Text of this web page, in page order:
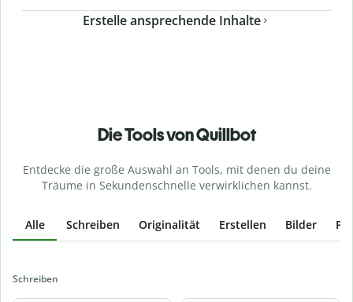
Erstelle ansprechende Inhalte
Die Tools von Quillbot
Entdecke die große Auswahl an Tools, mit denen du deine
Träume in Sekundenschnelle verwirklichen kannst.
Alle Schreiben Originalität Erstellen Bilder
Schreiben